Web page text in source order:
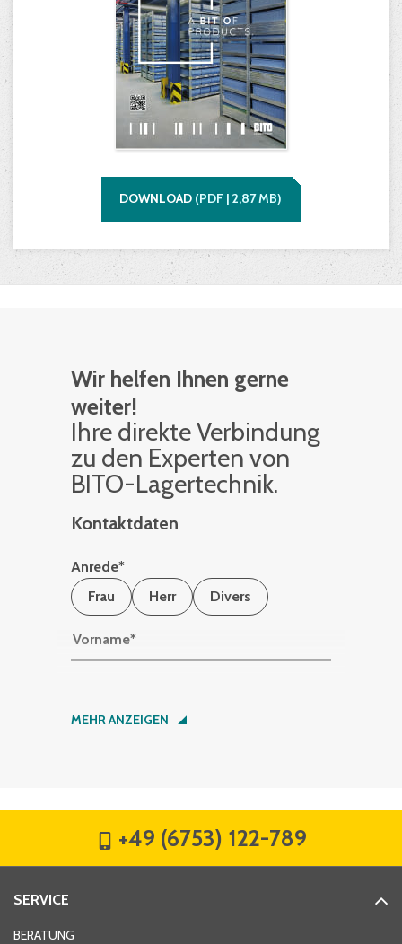
DOWNLOAD (PDF | 2,87MB)
Wir helfen Ihnen gerne
weiter!
Ihre di­rek­te Ver­bin­dung
zu den Ex­per­ten von
BITO-La­ger­tech­nik.
Kontaktdaten
Anrede*
Frau
Herr Divers
Vorname*
Nachname*
Hausnummer
MEHR ANZEIGEN
+49 (6753) 122-789
SERVICE
BERATUNG